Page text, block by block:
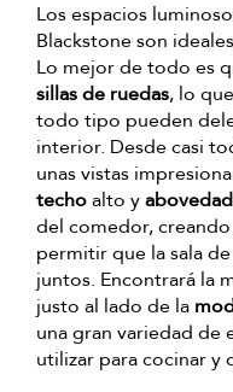
Los espacios
Blackstone son
Lo mejor de todo es
sillas de ruedas, lo
todo tipo pueden
interior. Desde casi
unas vistas
techoalto y
del comedor,
permitir que la sala
juntos. Encontrará la
justo al lado de la
una gran variedad
utilizar para cocinar y